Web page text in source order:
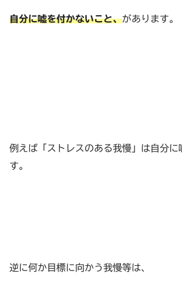
自分に嘘を付かないこと、があります。
例えば「ストレスのある我慢」は自分に
す。
逆に何か目標に向かう我慢等は、